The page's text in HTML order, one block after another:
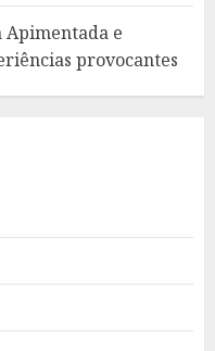
e
provocantes